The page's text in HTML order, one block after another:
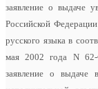
заявление о выдаче
Российской
русского языка в
мая 2002 года N 62-
заявление о выдаче